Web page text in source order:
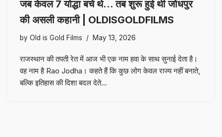
जब केवल 7 योद्धा बचे थे… तब शुरू हुई थी जोधपुर
की असली कहानी | OLDISGOLDFILMS
by Old is Gold Films May 13, 2026
राजस्थान की तपती रेत में आज भी एक नाम हवा के साथ सुनाई देता है।
वह नाम है Rao Jodha। कहते हैं कि कुछ लोग केवल राज्य नहीं बनाते,
बल्कि इतिहास की दिशा बदल देते…